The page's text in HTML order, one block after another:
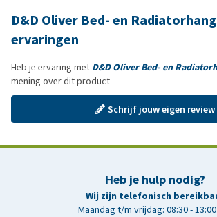
D&D Oliver Bed- en
ervaringen
Heb je ervaring met D&D Oliver Bed- en
mening over dit product
Schrijf jouw eigen review
Heb je hulp nodig?
Wij zijn telefonisch
Maandag t/m vrijdag: 08:30 -